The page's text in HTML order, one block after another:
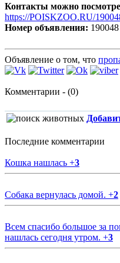
Контакты можно
https://POISKZOO.RU/
Номер объявления: 190048
Объявление о том, что
Комментарии - (0)
Последние комментарии
Кошка нашлась +3
Собака вернулась домой. +2
Всем спасибо большое за
нашлась сегодня утром. +3